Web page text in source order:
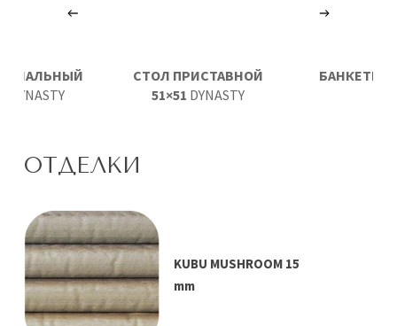
СТОЛ ПРИСТАВНОЙ
51×51 DYNASTY
БАНКЕТКА
DYNASTY
ОТДЕЛКИ
KUBU MUSHROOM 15
mm